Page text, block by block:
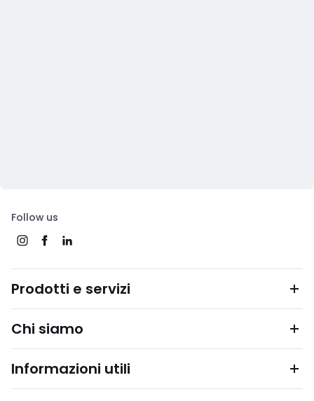
Follow us
Prodotti e servizi
Chi siamo
Informazioni utili